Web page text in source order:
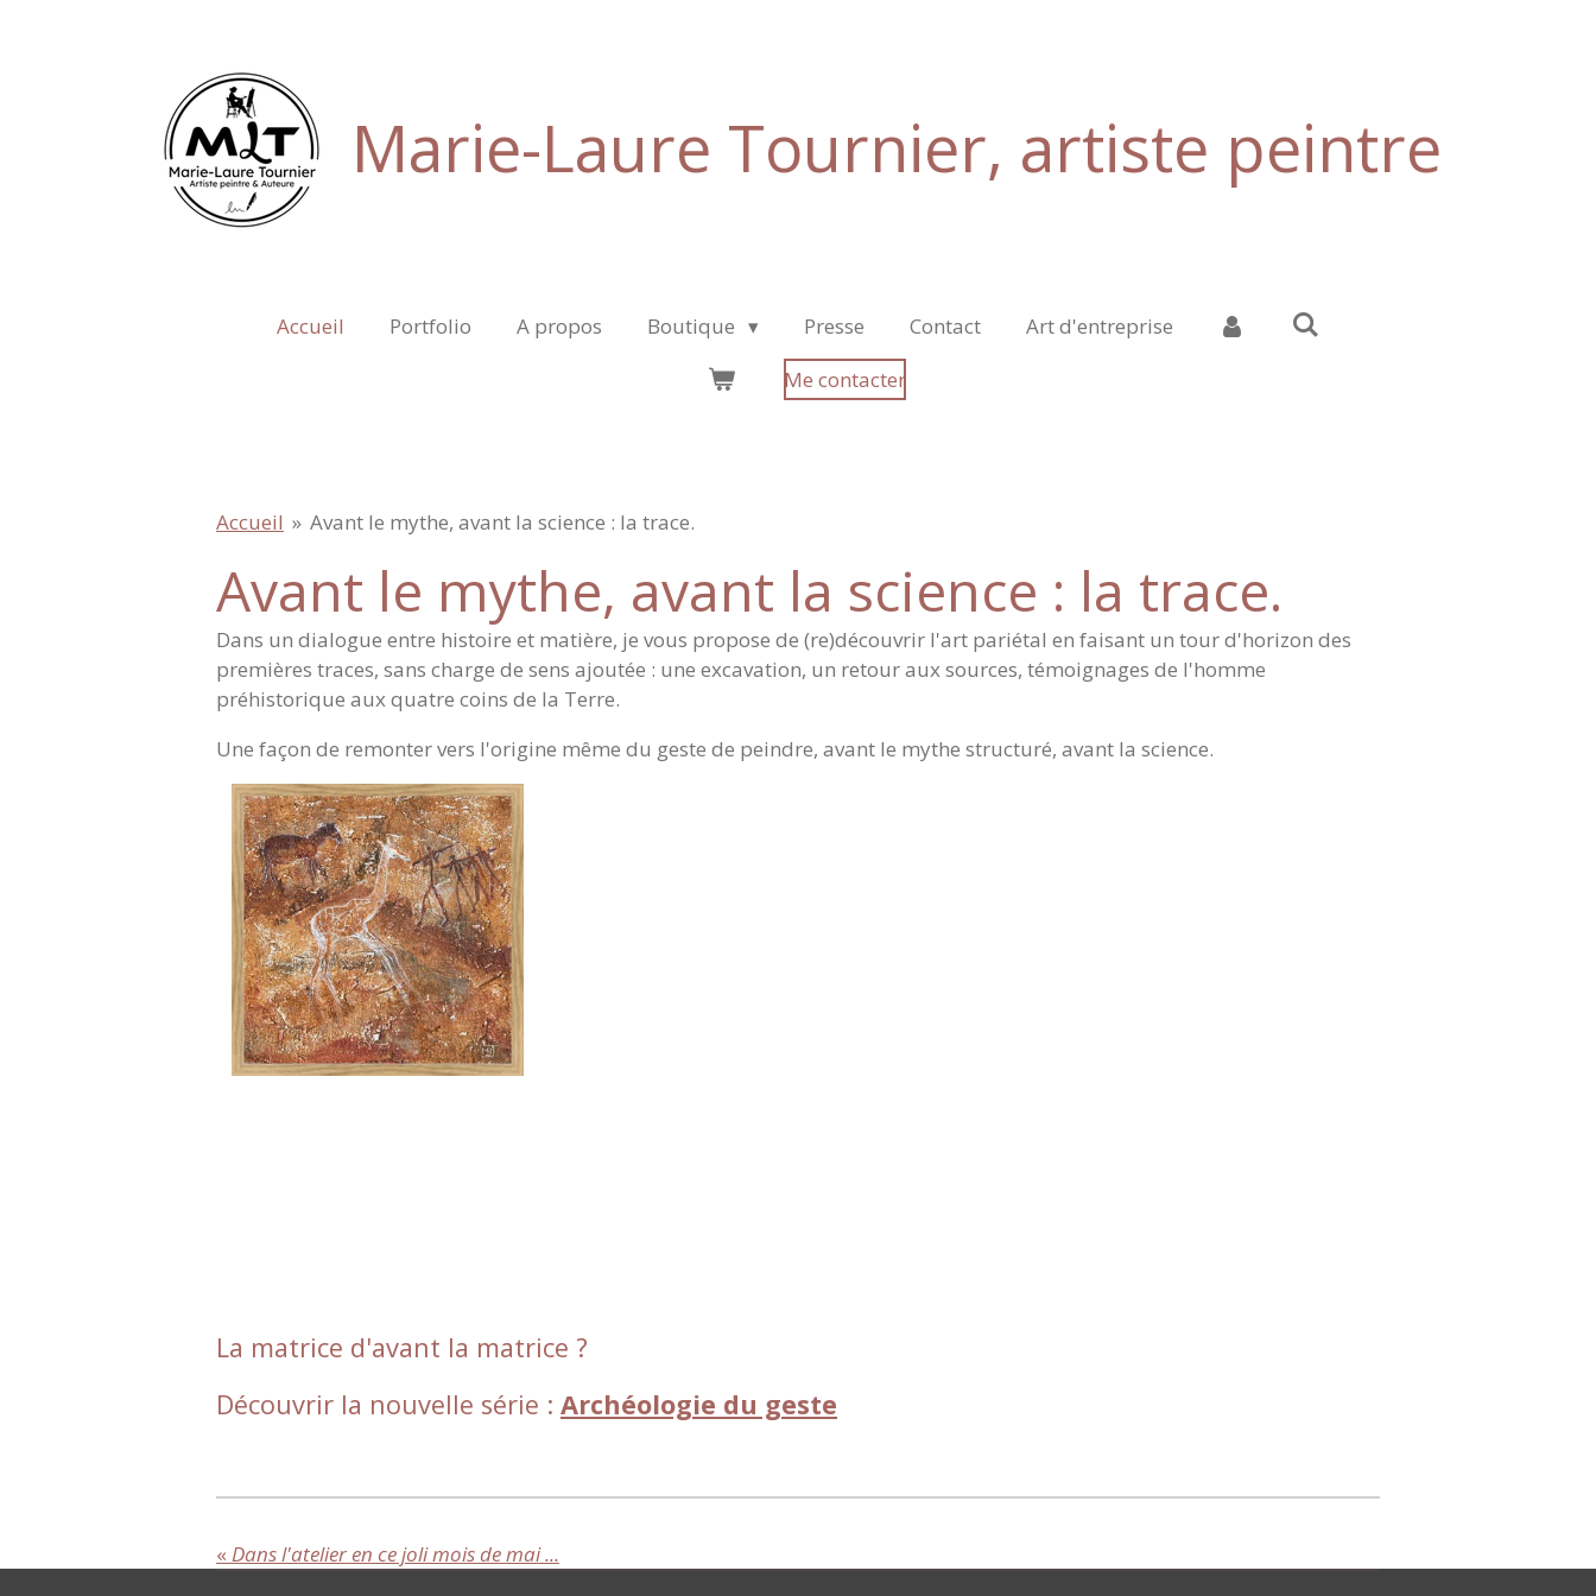
Marie-Laure Tournier, artiste peintre
Accueil Portfolio A propos Boutique Presse Contact
Art d'entreprise
Me contacter
Accueil » Avant le mythe, avant la science : la trace.
Avant le mythe, avant la science : la trace.
Dans un dialogue entre histoire et matière, je vous propose de (re)découvrir l'art pariétal en faisant un tour d'horizon des
premières traces, sans charge de sens ajoutée : une excavation, un retour aux sources, témoignages de l'homme
préhistorique aux quatre coins de la Terre.
Une façon de remonter vers l'origine même du geste de peindre, avant le mythe structuré, avant la science.
La matrice d'avant la matrice ?
Découvrir la nouvelle série : Archéologie du geste
« Dans l'atelier en ce joli mois de mai ...